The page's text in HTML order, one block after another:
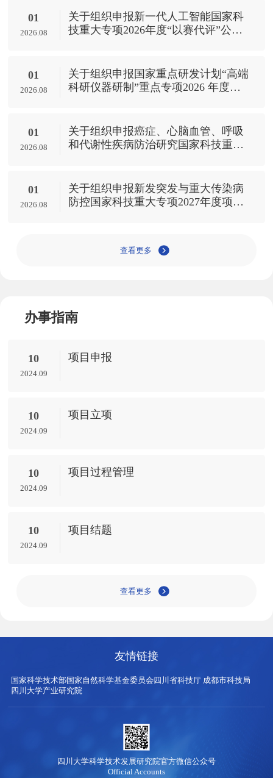
01
2026.08
关于组织申报新一代人工智能国家科
技重大专项2026年度“以赛代评”公开
01
2026.08
关于组织申报国家重点研发计划“高端
科研仪器研制”重点专项2026 年度
01
2026.08
关于组织申报癌症、心脑血管、呼吸
和代谢性疾病防治研究国家科技重大
01
2026.08
关于组织申报新发突发与重大传染病
防控国家科技重大专项2027年度项目
查看更多
办事指南
10
2024.09
项目申报
10
2024.09
项目立项
10
2024.09
项目过程管理
10
2024.09
项目结题
查看更多
友情链接
国家科学技术部国家自然科学基金委员会四川省科技厅 成都市科技局
四川大学产业研究院
四川大学科学技术发展研究院官方微信公众号
Official Accounts